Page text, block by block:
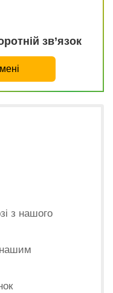
зв’язок
з нашого
нашим